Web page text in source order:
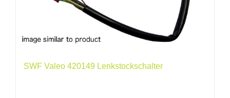
SWF Valeo 420149 Lenkstockschalter